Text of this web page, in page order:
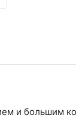
и большим